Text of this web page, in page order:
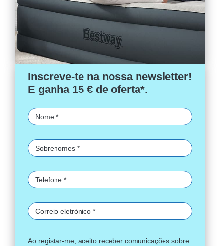
Inscreve-te na nossa newsletter!
E ganha 15 € de oferta*.
Ao registar-me, aceito receber comunicações sobre